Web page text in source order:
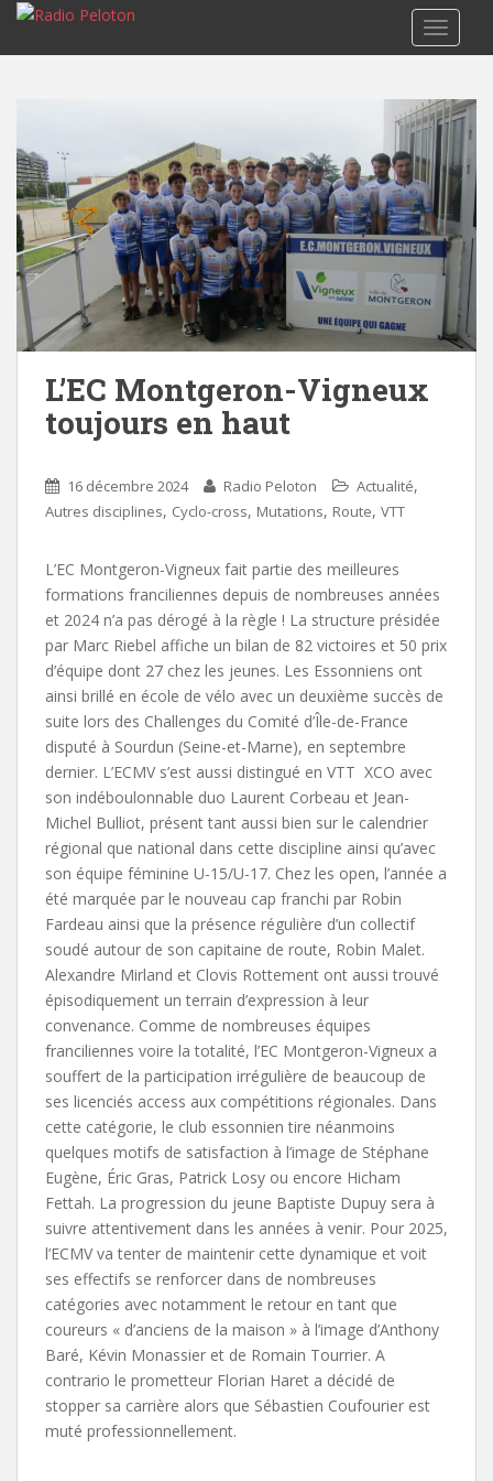
L’EC Montgeron-Vigneux
toujours en haut
16 décembre 2024 Radio Peloton Actualité,
Autres disciplines, Cyclo-cross, Mutations, Route, VTT
L’EC Montgeron-Vigneux fait partie des meilleures
formations franciliennes depuis de nombreuses années
et 2024 n’a pas dérogé à la règle ! La structure présidée
par Marc Riebel affiche un bilan de 82 victoires et 50 prix
d’équipe dont 27 chez les jeunes. Les Essonniens ont
ainsi brillé en école de vélo avec un deuxième succès de
suite lors des Challenges du Comité d’Île-de-France
disputé à Sourdun (Seine-et-Marne), en septembre
dernier. L’ECMV s’est aussi distingué en VTT XCO avec
son indéboulonnable duo Laurent Corbeau et Jean-
Michel Bulliot, présent tant aussi bien sur le calendrier
régional que national dans cette discipline ainsi qu’avec
son équipe féminine U-15/U-17. Chez les open, l’année a
été marquée par le nouveau cap franchi par Robin
Fardeau ainsi que la présence régulière d’un collectif
soudé autour de son capitaine de route, Robin Malet.
Alexandre Mirland et Clovis Rottement ont aussi trouvé
épisodiquement un terrain d’expression à leur
convenance. Comme de nombreuses équipes
franciliennes voire la totalité, l’EC Montgeron-Vigneux a
souffert de la participation irrégulière de beaucoup de
ses licenciés access aux compétitions régionales. Dans
cette catégorie, le club essonnien tire néanmoins
quelques motifs de satisfaction à l’image de Stéphane
Eugène, Éric Gras, Patrick Losy ou encore Hicham
Fettah. La progression du jeune Baptiste Dupuy sera à
suivre attentivement dans les années à venir. Pour 2025,
l’ECMV va tenter de maintenir cette dynamique et voit
ses effectifs se renforcer dans de nombreuses
catégories avec notamment le retour en tant que
coureurs « d’anciens de la maison » à l’image d’Anthony
Baré, Kévin Monassier et de Romain Tourrier. A
contrario le prometteur Florian Haret a décidé de
stopper sa carrière alors que Sébastien Coufourier est
muté professionnellement.